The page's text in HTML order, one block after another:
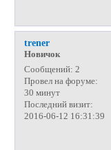
trener
Новичок
Сообщений: 2
Провел на форуме:
30 минут
Последний визит:
2016-06-12 16:31:39